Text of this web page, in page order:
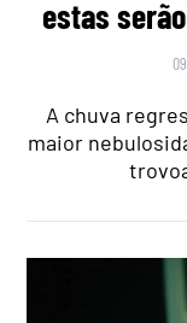
estas
A chuva
maior